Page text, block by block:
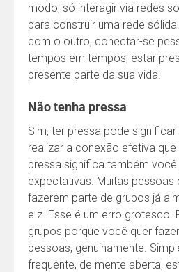
modo, só interagir via redes
para construir uma rede
com o outro, conectar-se
tempos em tempos, estar
presente parte da sua vida.
Não tenha pressa
Sim, ter pressa pode
realizar a conexão efetiva
pressa significa também você
expectativas. Muitas pessoas
fazerem parte de grupos já
e z. Esse é um erro grotesco.
grupos porque você quer
pessoas, genuinamente.
frequente, de mente aberta,